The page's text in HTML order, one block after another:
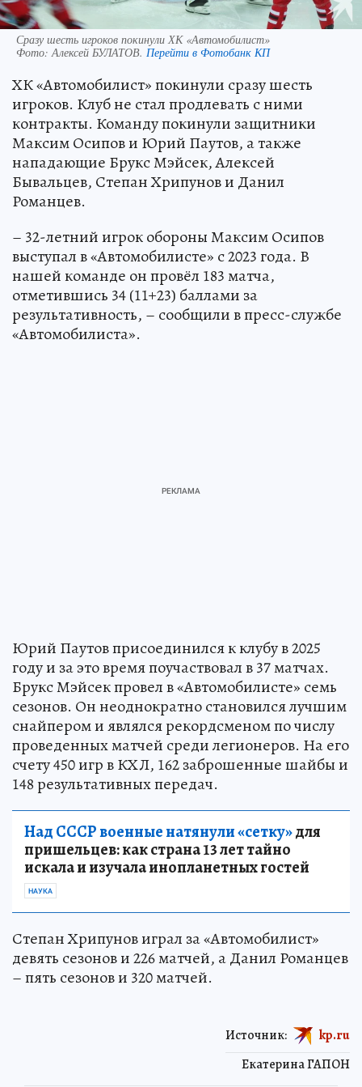
Сразу шесть игроков покинули ХК «Автомобилист»
Фото:Алексей БУЛАТОВ. Перейти в Фотобанк КП
ХК «Автомобилист» покинули сразу шесть
игроков. Клуб не стал продлевать с ними
контракты. Команду покинули защитники
Максим Осипов и Юрий Паутов, а также
нападающие Брукс Мэйсек, Алексей
Бывальцев, Степан Хрипунов и Данил
Романцев.
– 32-летний игрок обороны Максим Осипов
выступал в «Автомобилисте» с 2023 года. В
нашей команде он провёл 183 матча,
отметившись 34 (11+23) баллами за
результативность, – сообщили в пресс-службе
«Автомобилиста».
Юрий Паутов присоединился к клубу в 2025
году и за это время поучаствовал в 37 матчах.
Брукс Мэйсек провел в «Автомобилисте» семь
сезонов. Он неоднократно становился лучшим
снайпером и являлся рекордсменом по числу
проведенных матчей среди легионеров. На его
счету 450 игр в КХЛ, 162 заброшенные шайбы и
148 результативных передач.
Над СССР военные натянули «сетку»для
пришельцев: как страна 13 лет тайно
искала и изучала инопланетных гостей
НАУКА
Степан Хрипунов играл за «Автомобилист»
девять сезонов и 226 матчей, а Данил Романцев
– пять сезонов и 320 матчей.
Екатерина ГАПОН
Источник: kp.ru